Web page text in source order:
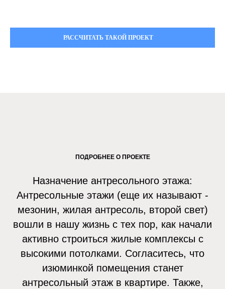
РАССЧИТАТЬ ТАКОЙ ПРОЕКТ
ПОДРОБНЕЕ О ПРОЕКТЕ
Назначение антресольного этажа:
Антресольные этажи (еще их называют -
мезонин, жилая антресоль, второй свет)
вошли в нашу жизнь с тех пор, как начали
активно строиться жилые комплексы с
высокими потолками. Согласитесь, что
изюминкой помещения станет
антресольный этаж в квартире. Также,